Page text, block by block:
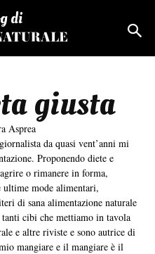
di
giusta
Asprea
da quasi vent’anni mi
Proponendo diete e
o rimanere in forma,
ultime mode alimentari,
di sana alimentazione naturale
cibi che mettiamo in tavola
e altre riviste e sono autrice di
mangiare e il mangiare è il